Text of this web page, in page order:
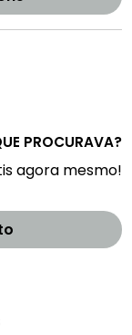
PROCURAVA?
agora mesmo!